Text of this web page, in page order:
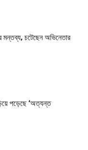
মন্তব্য, চটেছেন অভিনেতার
পড়েছে ‘অত্যন্ত